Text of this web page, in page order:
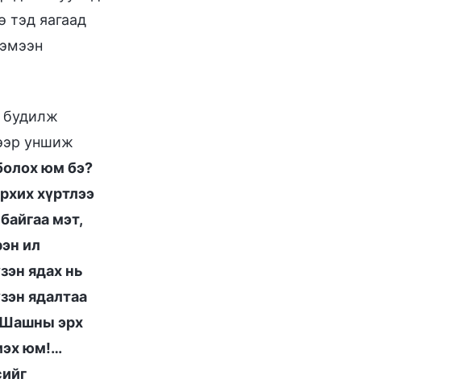
тэд яагаад
будилж
уншиж
юм бэ?
хүртлээ
мэт,
ил
ядах нь
ядалтаа
Шашны эрх
юм!…